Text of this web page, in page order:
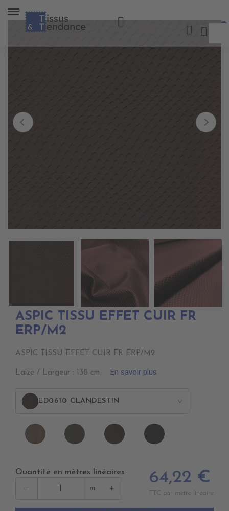
ASPIC TISSU EFFET CUIR FR
ERP/M2
ASPIC TISSU EFFET CUIR FR ERP/M2
Laize / Largeur : 138 cm En savoir plus
ED0610 CLANDESTIN >
ED0570
CANON
ED0590
BETA
ED0610
CLANDESTIN
ED0630
NOIR
Quantité en mètres linéaires
− m +
64,22 €
TTC par mètre linéaire